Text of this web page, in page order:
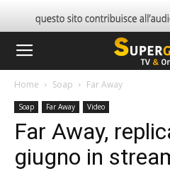
Home Soap Far Away
Soap Far Away Video
Far Away,
giugno in